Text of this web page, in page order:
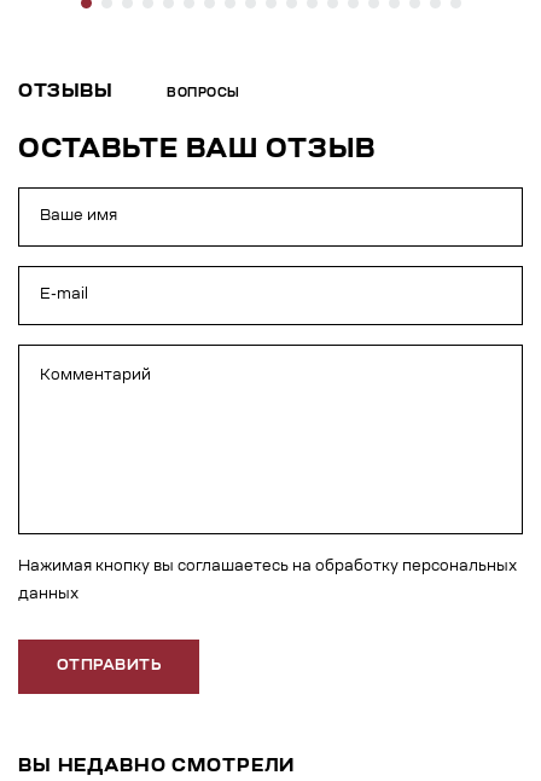
ОТЗЫВЫ ВОПРОСЫ
ОСТАВЬТЕ ВАШ ОТЗЫВ
Нажимая кнопку вы соглашаетесь на обработку персональных
данных
ОТПРАВИТЬ
ВЫ НЕДАВНО СМОТРЕЛИ